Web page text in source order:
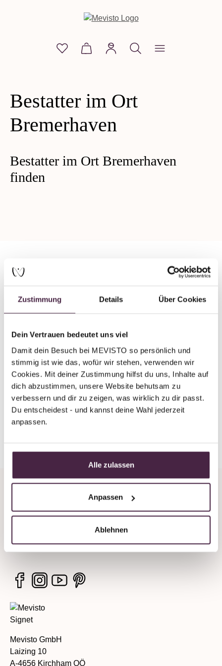
Zustimmung Details Über Cookies
Dein Vertrauen bedeutet uns viel
Damit dein Besuch bei MEVISTO so persönlich und
stimmig ist wie das, wofür wir stehen, verwenden wir
Cookies. Mit deiner Zustimmung hilfst du uns, Inhalte auf
dich abzustimmen, unsere Website behutsam zu
verbessern und dir zu zeigen, was wirklich zu dir passt.
Du entscheidest - und kannst deine Wahl jederzeit
anpassen.
Alle zulassen
Anpassen
Ablehnen
Du hast 0 Produkte auf dem Merkzettel
Warenkorb enthält 0 Positionen.
Bestatter im Ort
Bremerhaven
Bestatter im Ort Bremerhaven
finden
Humanbestattung
Hadeler Bestattungen GmbH & Co KG
Krüselstr. 21 - 25
Deutschland
Services
Mevisto GmbH
Laizing 10
A-4656 Kirchham OÖ